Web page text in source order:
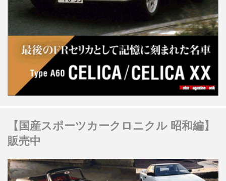
【国産スポーツカークロニクル 昭和編】
販売中